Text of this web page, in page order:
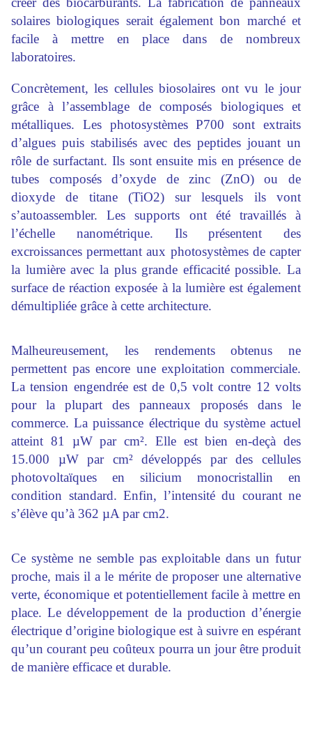
solaires biologiques serait également bon marché et
facile à mettre en place dans de nombreux
laboratoires.
Concrètement, les cellules biosolaires ont vu le jour
grâce à l’assemblage de composés biologiques et
métalliques. Les photosystèmes P700 sont extraits
d’algues puis stabilisés avec des peptides jouant un
rôle de surfactant. Ils sont ensuite mis en présence de
tubes composés d’oxyde de zinc (ZnO) ou de
dioxyde de titane (TiO2) sur lesquels ils vont
s’autoassembler. Les supports ont été travaillés à
l’échelle nanométrique. Ils présentent des
excroissances permettant aux photosystèmes de capter
la lumière avec la plus grande efficacité possible. La
surface de réaction exposée à la lumière est également
démultipliée grâce à cette architecture.
Malheureusement, les rendements obtenus ne
permettent pas encore une exploitation commerciale.
La tension engendrée est de 0,5 volt contre 12 volts
pour la plupart des panneaux proposés dans le
commerce. La puissance électrique du système actuel
atteint 81 µW par cm². Elle est bien en-deçà des
15.000 µW par cm² développés par des cellules
photovoltaïques en silicium monocristallin en
condition standard. Enfin, l’intensité du courant ne
s’élève qu’à 362 µA par cm2.
Ce système ne semble pas exploitable dans un futur
proche, mais il a le mérite de proposer une alternative
verte, économique et potentiellement facile à mettre en
place. Le développement de la production d’énergie
électrique d’origine biologique est à suivre en espérant
qu’un courant peu coûteux pourra un jour être produit
de manière efficace et durable.